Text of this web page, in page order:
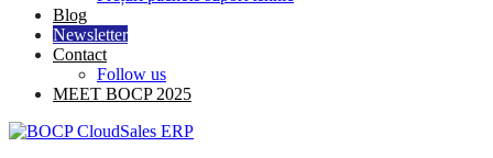
Blog
Newsletter
Contact
Follow us
MEET BOCP 2025